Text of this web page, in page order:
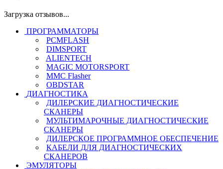
Загрузка отзывов...
ПРОГРАММАТОРЫ
PCMFLASH
DIMSPORT
ALIENTECH
MAGIC MOTORSPORT
MMC Flasher
OBDSTAR
ДИАГНОСТИКА
ДИЛЕРСКИЕ ДИАГНОСТИЧЕСКИЕ
СКАНЕРЫ
МУЛЬТИМАРОЧНЫЕ ДИАГНОСТИЧЕСКИЕ
СКАНЕРЫ
ДИЛЕРСКОЕ ПРОГРАММНОЕ ОБЕСПЕЧЕНИЕ
КАБЕЛИ ДЛЯ ДИАГНОСТИЧЕСКИХ
СКАНЕРОВ
ЭМУЛЯТОРЫ